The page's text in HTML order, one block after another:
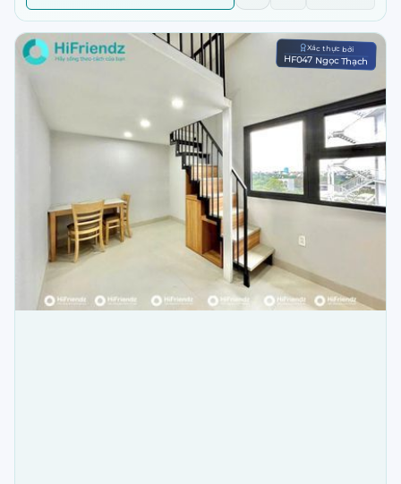
Xác thực bởi
HF047 Ngọc Thạch